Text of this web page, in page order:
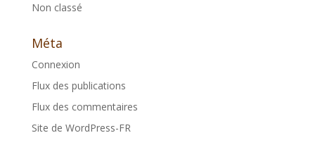
Non classé
Méta
Connexion
Flux des publications
Flux des commentaires
Site de WordPress-FR